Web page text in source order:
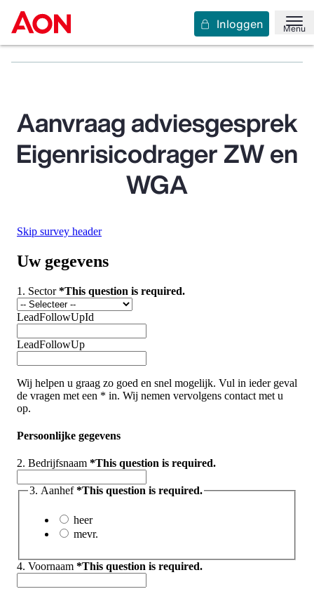
Menu
Inloggen
Home Verzekeringen
Personeel, gezondheid en inkomen
Eigenrisicodrager ZW en WGA
Aanvragen
Aanvraag adviesgesprek
Eigenrisicodrager ZW en
WGA